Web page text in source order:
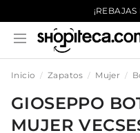
Inicio Zapatos Mujer
GIOSEPPO
MUJER